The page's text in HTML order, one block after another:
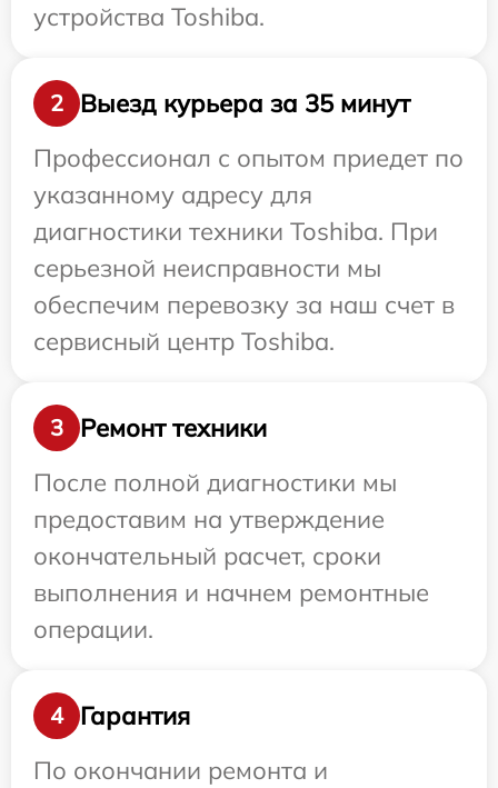
устройства Toshiba.
2
Выезд курьера за 35 минут
Профессионал с опытом приедет по
указанному адресу для
диагностики техники Toshiba. При
серьезной неисправности мы
обеспечим перевозку за наш счет в
сервисный центр Toshiba.
3
Ремонт техники
После полной диагностики мы
предоставим на утверждение
окончательный расчет, сроки
выполнения и начнем ремонтные
операции.
4
Гарантия
По окончании ремонта и